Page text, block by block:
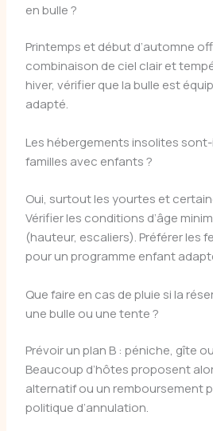
en bulle ?
Printemps et début d’automne
combinaison de ciel clair et
hiver, vérifier que la bulle est
adapté.
Les hébergements insolites
familles avec enfants ?
Oui, surtout les yourtes et
Vérifier les conditions d’âge
(hauteur, escaliers). Préférer les
pour un programme enfant
Que faire en cas de pluie si la
une bulle ou une tente ?
Prévoir un plan B : péniche, gîte
Beaucoup d’hôtes proposent
alternatif ou un remboursement
politique d’annulation.